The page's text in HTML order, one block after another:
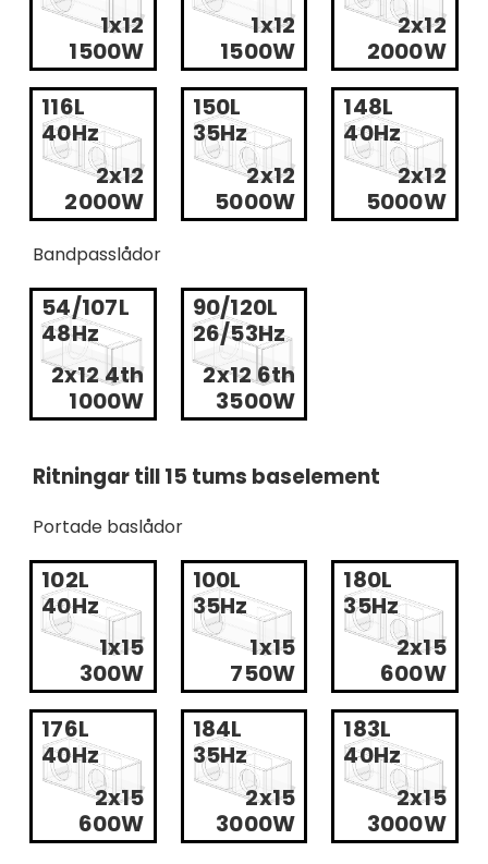
1500W
1x12
1500W
1x12
2000W
2x12
116L
40Hz
2000W
2x12
150L
35Hz
5000W
2x12
148L
40Hz
5000W
2x12
Bandpasslådor
54/107L
48Hz
1000W
2x12 4th
90/120L
26/53Hz
3500W
2x12 6th
Ritningar till 15 tums baselement
Portade baslådor
102L
40Hz
300W
1x15
100L
35Hz
750W
1x15
180L
35Hz
600W
2x15
176L
40Hz
600W
2x15
184L
35Hz
3000W
2x15
183L
40Hz
3000W
2x15